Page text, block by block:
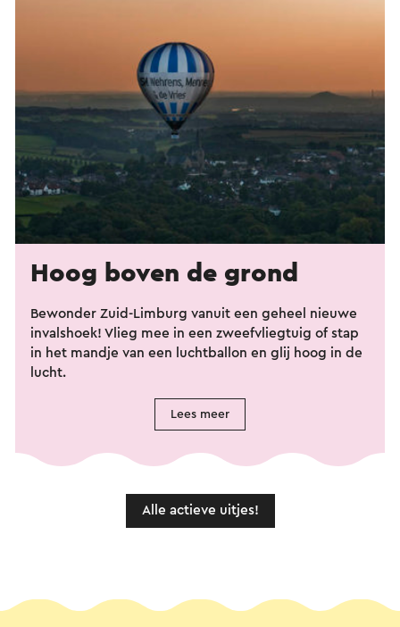
Hoog boven de grond
Bewonder Zuid-Limburg vanuit een geheel nieuwe
invalshoek! Vlieg mee in een zweefvliegtuig of stap
in het mandje van een luchtballon en glij hoog in de
lucht.
Lees meer
Alle actieve uitjes!